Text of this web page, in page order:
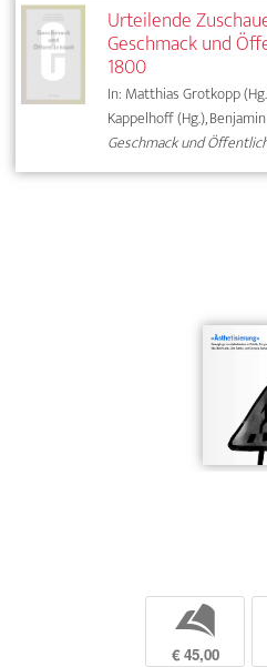
Urteilende
Geschmack und
1800
In: Matthias Grotkopp
Kappelhoff (Hg.),
Geschmack und
b
€ 45,00